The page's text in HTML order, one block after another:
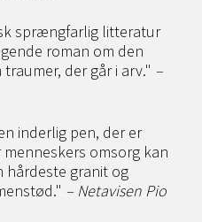
sprængfarlig litteratur
roman om den
der går i arv." –
inderlig pen, der er
omsorg kan
granit og
– Netavisen Pio